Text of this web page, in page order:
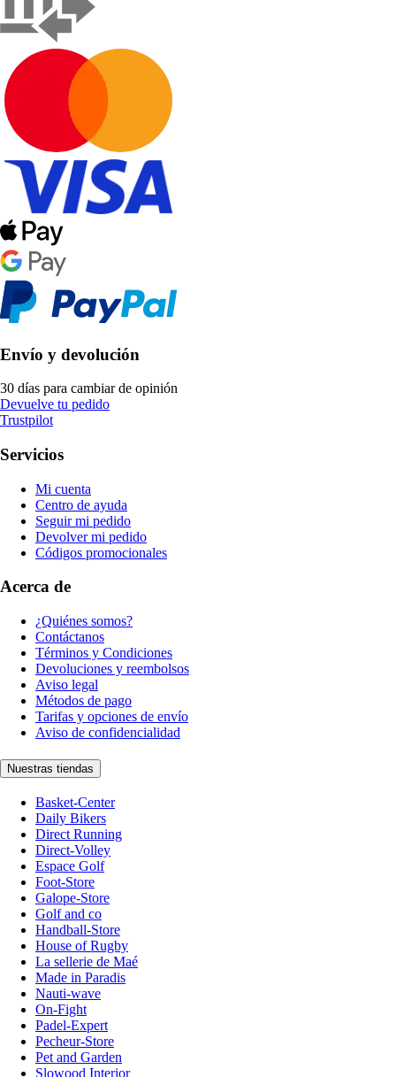
Envío y devolución
30 días para cambiar de opinión
Devuelve tu pedido
Trustpilot
Servicios
Mi cuenta
Centro de ayuda
Seguir mi pedido
Devolver mi pedido
Códigos promocionales
Acerca de
¿Quiénes somos?
Contáctanos
Términos y Condiciones
Devoluciones y reembolsos
Aviso legal
Métodos de pago
Tarifas y opciones de envío
Aviso de confidencialidad
Nuestras tiendas
Basket-Center
Daily Bikers
Direct Running
Direct-Volley
Espace Golf
Foot-Store
Galope-Store
Golf and co
Handball-Store
House of Rugby
La sellerie de Maé
Made in Paradis
Nauti-wave
On-Fight
Padel-Expert
Pecheur-Store
Pet and Garden
Slowood Interior